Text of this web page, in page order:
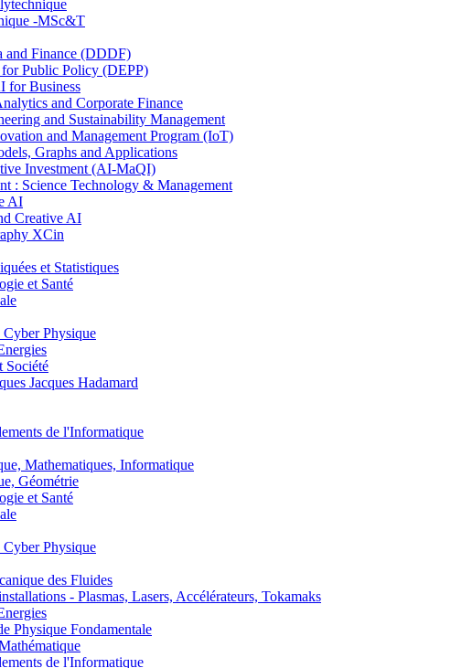
-MSc&T
and Finance (DDDF)
Public Policy (DEPP)
for Business
and Corporate Finance
and Sustainability Management
and Management Program (IoT)
Graphs and Applications
Investment (AI-MaQI)
: Science Technology & Management
AI
Creative AI
XCin
et Statistiques
et Santé
Physique
Société
Jacques Hadamard
de l'Informatique
Mathematiques, Informatique
Géométrie
et Santé
Physique
des Fluides
- Plasmas, Lasers, Accélérateurs, Tokamaks
Physique Fondamentale
de l'Informatique